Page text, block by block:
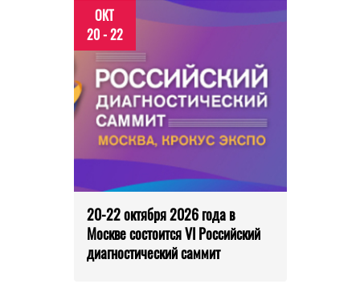
ОКТ
20 - 22
20-22 октября 2026 года в
Москве состоится VI Российский
диагностический саммит